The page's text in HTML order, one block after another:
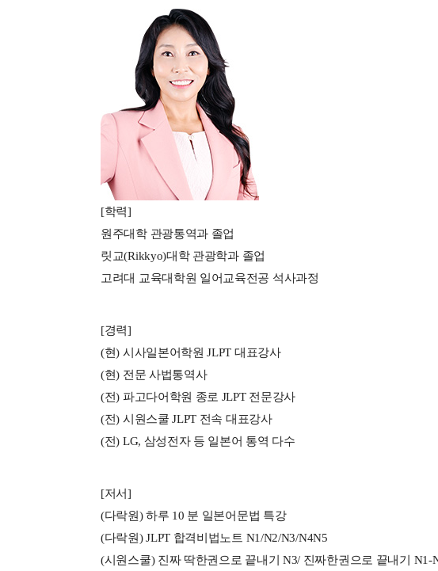
[학력]
원주대학 관광통역과 졸업
릿교(Rikkyo)대학 관광학과 졸업
고려대 교육대학원 일어교육전공 석사과정
[경력]
(현) 시사일본어학원 JLPT 대표강사
(현) 전문 사법통역사
(전) 파고다어학원 종로 JLPT 전문강사
(전) 시원스쿨 JLPT 전속 대표강사
(전) LG, 삼성전자 등 일본어 통역 다수
[저서]
(다락원) 하루 10 분 일본어문법 특강
(다락원) JLPT 합격비법노트 N1/N2/N3/N4N5
(시원스쿨) 진짜 딱한권으로 끝내기 N3/ 진짜한권으로 끝내기 N1-